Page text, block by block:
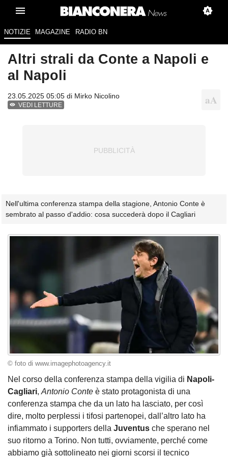
NOTIZIE MAGAZINE RADIO BN
Altri strali da Conte a Napoli e
al Napoli
23.05.2025 05:05 di Mirko Nicolino
VEDI LETTURE
Nell'ultima conferenza stampa della stagione, Antonio Conte è
sembrato al passo d'addio: cosa succederà dopo il Cagliari
© foto di www.imagephotoagency.it
Nel corso della conferenza stampa della vigilia di Napoli-
Cagliari, Antonio Conte è stato protagonista di una
conferenza stampa che da un lato ha lasciato, per così
dire, molto perplessi i tifosi partenopei, dall’altro lato ha
infiammato i supporters della Juventus che sperano nel
suo ritorno a Torino. Non tutti, ovviamente, perché come
abbiamo già sottolineato nei giorni scorsi il tecnico